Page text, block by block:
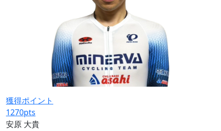
獲得ポイント
1270pts
安原 大貴